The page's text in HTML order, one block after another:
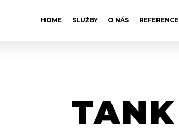
HOME SLUŽBY O NÁS REFERENCE
TANK